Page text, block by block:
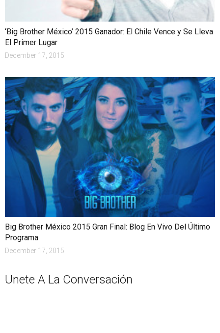
‘Big Brother México’ 2015 Ganador: El Chile Vence y Se Lleva
El Primer Lugar
December 17, 2015
Big Brother México 2015 Gran Final: Blog En Vivo Del Último
Programa
December 17, 2015
Unete A La Conversación